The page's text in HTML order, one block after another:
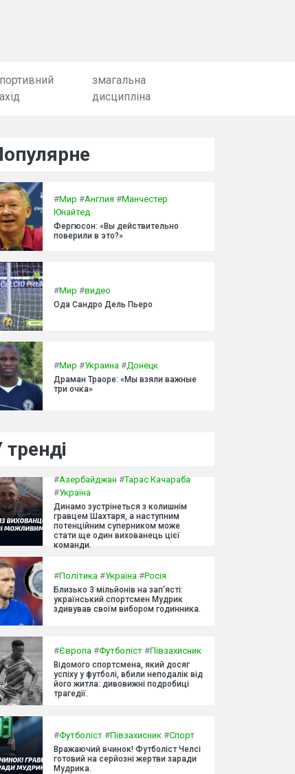
змагальна
дисципліна
#Мир #Англия #Манчестер
Юнайтед
Фергюсон: «Вы действительно
поверили в это?»
#Мир #видео
Ода Сандро Дель Пьеро
#Мир #Украина #Донецк
Драман Траоре: «Мы взяли важные
три очка»
тренді
#Азербайджан #Тарас Качараба
#Україна
Динамо зустрінеться з колишнім
гравцем Шахтаря, а наступним
потенційним суперником може
стати ще один вихованець цієї
команди.
#Політика #Україна #Росія
Близько 3 мільйонів на зап'ясті:
український спортсмен Мудрик
здивував своїм вибором годинника.
#Європа #Футболіст #Півзахисник
Відомого спортсмена, який досяг
успіху у футболі, вбили неподалік від
його житла: дивовижні подробиці
трагедії.
#Футболіст #Півзахисник #Спорт
Вражаючий вчинок! Футболіст Челсі
готовий на серйозні жертви заради
Мудрика.